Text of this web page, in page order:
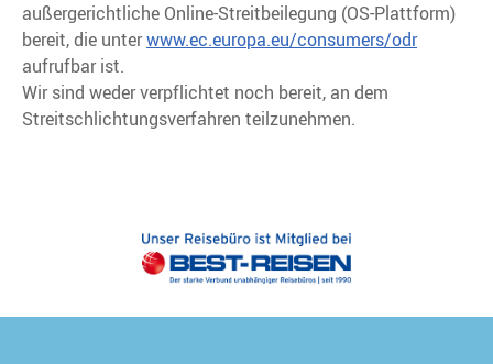
außergerichtliche Online-Streitbeilegung (OS-Plattform)
bereit, die unterwww.ec.europa.eu/consumers/odr
aufrufbar ist.
Wir sind weder verpflichtet noch bereit, an dem
Streitschlichtungsverfahren teilzunehmen.